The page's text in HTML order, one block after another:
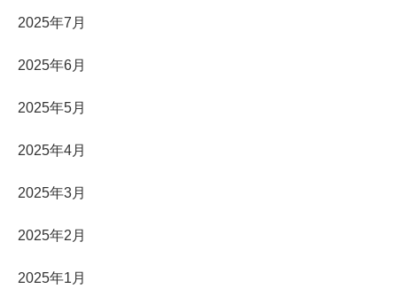
2025年7月
2025年6月
2025年5月
2025年4月
2025年3月
2025年2月
2025年1月